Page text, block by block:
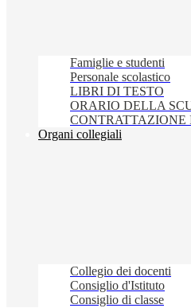
Famiglie e studenti
Personale scolastico
LIBRI DI TESTO
ORARIO DELLA
CONTRATTAZIONE
Organi collegiali
Collegio dei docenti
Consiglio d'Istituto
Consiglio di classe